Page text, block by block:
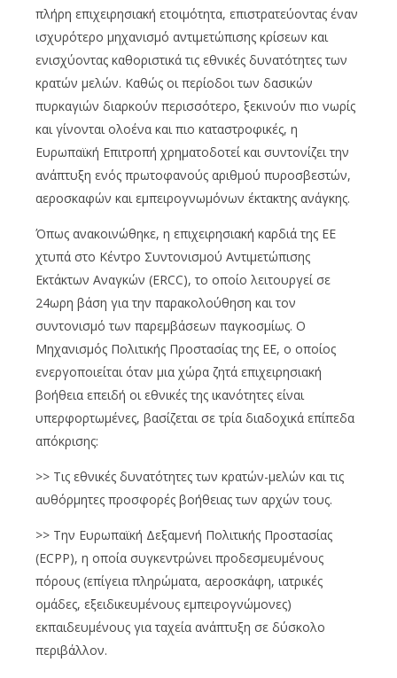
πλήρη επιχειρησιακή ετοιμότητα, επιστρατεύοντας έναν
ισχυρότερο μηχανισμό αντιμετώπισης κρίσεων και
ενισχύοντας καθοριστικά τις εθνικές δυνατότητες των
κρατών μελών. Καθώς οι περίοδοι των δασικών
πυρκαγιών διαρκούν περισσότερο, ξεκινούν πιο νωρίς
και γίνονται ολοένα και πιο καταστροφικές, η
Ευρωπαϊκή Επιτροπή χρηματοδοτεί και συντονίζει την
ανάπτυξη ενός πρωτοφανούς αριθμού πυροσβεστών,
αεροσκαφών και εμπειρογνωμόνων έκτακτης ανάγκης.
Όπως ανακοινώθηκε, η επιχειρησιακή καρδιά της ΕΕ
χτυπά στο Κέντρο Συντονισμού Αντιμετώπισης
Εκτάκτων Αναγκών (ERCC), το οποίο λειτουργεί σε
24ωρη βάση για την παρακολούθηση και τον
συντονισμό των παρεμβάσεων παγκοσμίως. Ο
Μηχανισμός Πολιτικής Προστασίας της ΕΕ, ο οποίος
ενεργοποιείται όταν μια χώρα ζητά επιχειρησιακή
βοήθεια επειδή οι εθνικές της ικανότητες είναι
υπερφορτωμένες, βασίζεται σε τρία διαδοχικά επίπεδα
απόκρισης:
>> Τις εθνικές δυνατότητες των κρατών-μελών και τις
αυθόρμητες προσφορές βοήθειας των αρχών τους.
>> Την Ευρωπαϊκή Δεξαμενή Πολιτικής Προστασίας
(ECPP), η οποία συγκεντρώνει προδεσμευμένους
πόρους (επίγεια πληρώματα, αεροσκάφη, ιατρικές
ομάδες, εξειδικευμένους εμπειρογνώμονες)
εκπαιδευμένους για ταχεία ανάπτυξη σε δύσκολο
περιβάλλον.